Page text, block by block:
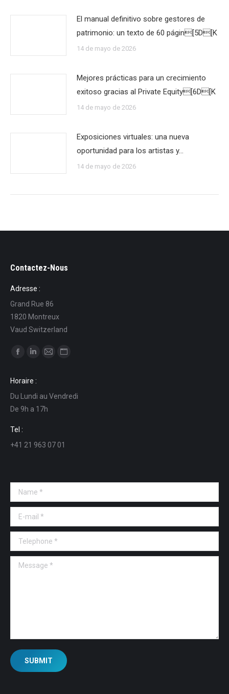
El manual definitivo sobre gestores de
patrimonio: un texto de 60 págin[5D[K
14 de mayo de 2026
Mejores prácticas para un crecimiento
exitoso gracias al Private Equity[6D[K
14 de mayo de 2026
Exposiciones virtuales: una nueva
oportunidad para los artistas y…
14 de mayo de 2026
Contactez-Nous
Adresse :
Grand Rue 86
1820 Montreux
Vaud Switzerland
Find us on:
opens
in
new
window
opens
in
new
in
in
Horaire :
Du Lundi au Vendredi
De 9h a 17h
Tel :
+41 21 963 07 01
Name *
E-mail *
Telephone *
Message *
SUBMIT